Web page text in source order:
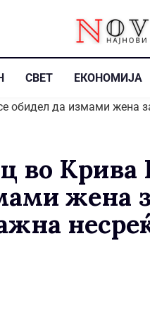
СВЕТ ЕКОНОМИЈА
во
жена